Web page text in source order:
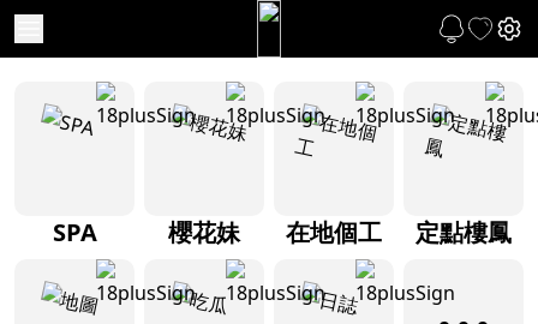
SPA 櫻花妹 在地個工 定點樓鳳